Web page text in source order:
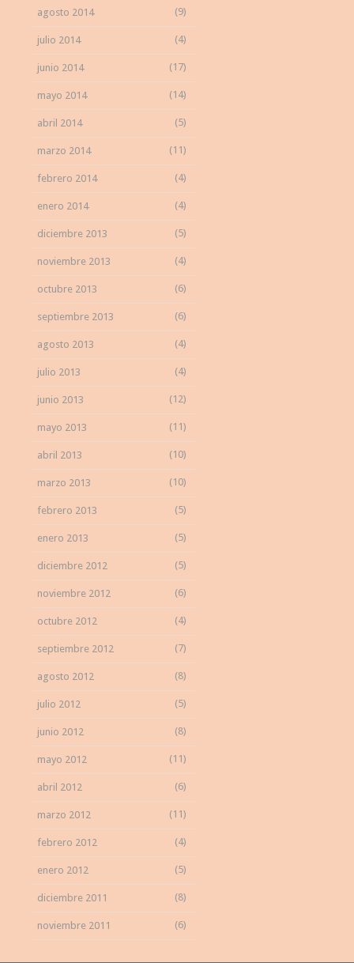
agosto 2014 (9)
julio 2014 (4)
junio 2014 (17)
mayo 2014 (14)
abril 2014 (5)
marzo 2014 (11)
febrero 2014 (4)
enero 2014 (4)
diciembre 2013 (5)
noviembre 2013 (4)
octubre 2013 (6)
septiembre 2013 (6)
agosto 2013 (4)
julio 2013 (4)
junio 2013 (12)
mayo 2013 (11)
abril 2013 (10)
marzo 2013 (10)
febrero 2013 (5)
enero 2013 (5)
diciembre 2012 (5)
noviembre 2012 (6)
octubre 2012 (4)
septiembre 2012 (7)
agosto 2012 (8)
julio 2012 (5)
junio 2012 (8)
mayo 2012 (11)
abril 2012 (6)
marzo 2012 (11)
febrero 2012 (4)
enero 2012 (5)
diciembre 2011 (8)
noviembre 2011 (6)